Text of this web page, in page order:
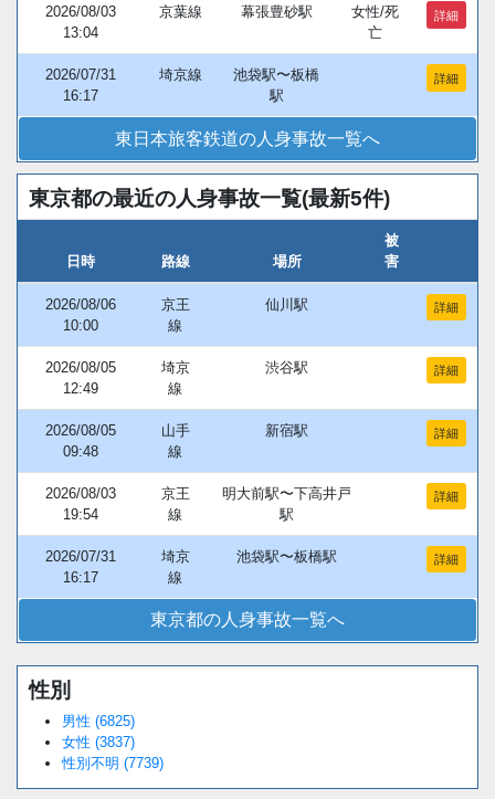
2026/08/03
13:04
京葉線 幕張豊砂駅
女性/死
亡
詳細
2026/07/31
16:17
埼京線
池袋駅〜板橋
駅
詳細
東日本旅客鉄道の人身事故一覧へ
東京都の最近の人身事故一覧(最新5件)
日時 路線 場所
被
害
2026/08/06
10:00
京王
線
仙川駅 詳細
2026/08/05
12:49
埼京
線
渋谷駅 詳細
2026/08/05
09:48
山手
線
新宿駅 詳細
2026/08/03
19:54
京王
線
明大前駅〜下高井戸
駅
詳細
2026/07/31
16:17
埼京
線
池袋駅〜板橋駅 詳細
東京都の人身事故一覧へ
性別
男性 (6825)
女性 (3837)
性別不明 (7739)